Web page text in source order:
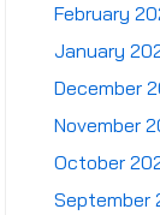
February
January
December
November
October
September